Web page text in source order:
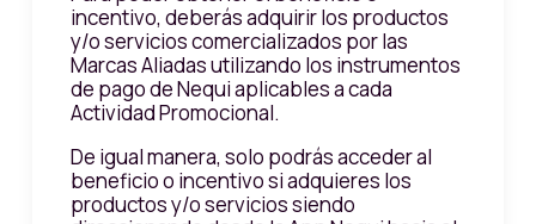
incentivo, deberás adquirir los productos
y/o servicios comercializados por las
Marcas Aliadas utilizando los instrumentos
de pago de Nequi aplicables a cada
Actividad Promocional.
De igual manera, solo podrás acceder al
beneficio o incentivo si adquieres los
productos y/o servicios siendo